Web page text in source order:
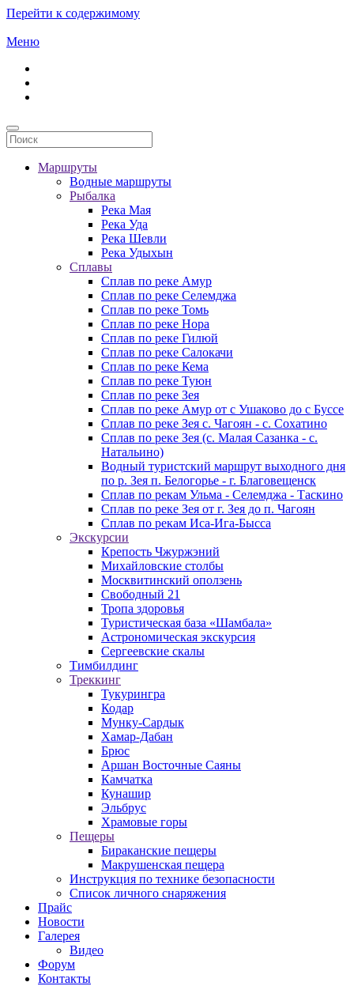
Перейти к содержимому
Меню
Маршруты
Водные маршруты
Рыбалка
Река Мая
Река Уда
Река Шевли
Река Удыхын
Сплавы
Сплав по реке Амур
Сплав по реке Селемджа
Сплав по реке Томь
Сплав по реке Нора
Сплав по реке Гилюй
Сплав по реке Салокачи
Сплав по реке Кема
Сплав по реке Туюн
Сплав по реке Зея
Сплав по реке Амур от с Ушаково до с Буссе
Cплав по реке Зея с. Чагоян - с. Сохатино
Cплав по реке Зея (c. Малая Сазанка - с.
Натальино)
Водный туристский маршрут выходного дня
по р. Зея п. Белогорье - г. Благовещенск
Сплав по рекам Ульма - Селемджа - Таскино
Сплав по реке Зея от г. Зея до п. Чагоян
Сплав по рекам Иса-Ига-Бысса
Экскурсии
Крепость Чжуржэний
Михайловские столбы
Москвитинский оползень
Свободный 21
Тропа здоровья
Туристическая база «Шамбала»
Астрономическая экскурсия
Сергеевские скалы
Тимбилдинг
Треккинг
Тукурингра
Кодар
Мунку-Сардык
Хамар-Дабан
Брюс
Аршан Восточные Саяны
Камчатка
Кунашир
Эльбрус
Храмовые горы
Пещеры
Бираканские пещеры
Макрушенская пещера
Инструкция по технике безопасности
Список личного снаряжения
Прайс
Новости
Галерея
Видео
Форум
Контакты